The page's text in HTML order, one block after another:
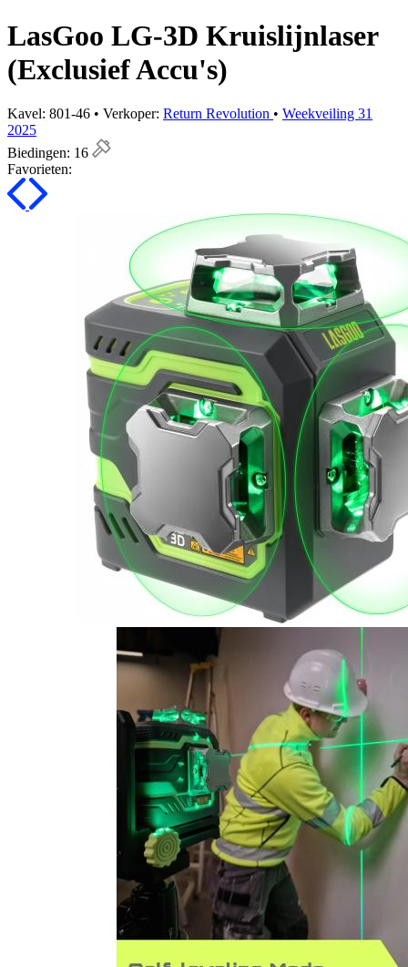
LasGoo LG-3D Kruislijnlaser
(Exclusief Accu's)
Kavel: 801-46 • Verkoper: Return Revolution • Weekveiling 31
2025
Biedingen: 16
Favorieten: